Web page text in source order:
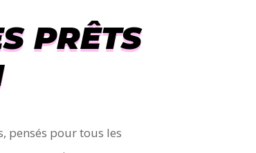
PRÊTS
pensés pour tous les